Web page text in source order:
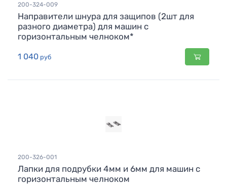
200-324-009
Направители шнура для защипов (2шт для
разного диаметра) для машин с
горизонтальным челноком*
1 040 руб
200-326-001
Лапки для подрубки 4мм и 6мм для машин с
горизонтальным челноком